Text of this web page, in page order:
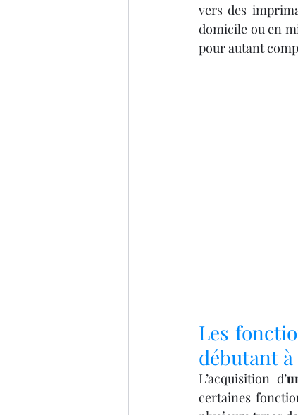
Formation 3D éligible au
vers des
domicile ou en
pour autant
Les
débutant à
L’acquisition d’
certaines